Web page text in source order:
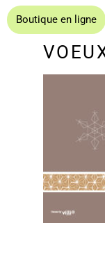
Boutique en ligne